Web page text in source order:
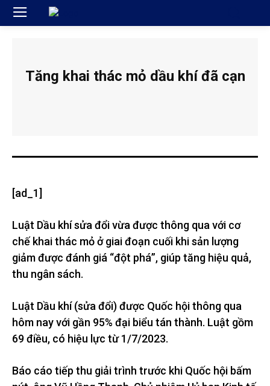
Tăng khai thác mỏ dầu khí đã cạn
[ad_1]
Luật Dầu khí sửa đổi vừa được thông qua với cơ
chế khai thác mỏ ở giai đoạn cuối khi sản lượng
giảm được đánh giá “đột phá”, giúp tăng hiệu quả,
thu ngân sách.
Luật Dầu khí (sửa đổi) được Quốc hội thông qua
hôm nay với gần 95% đại biểu tán thành. Luật gồm
69 điều, có hiệu lực từ 1/7/2023.
Báo cáo tiếp thu giải trình trước khi Quốc hội bấm